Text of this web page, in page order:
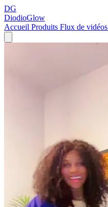
DG
DiodioGlow
Accueil Produits Flux de vidéos